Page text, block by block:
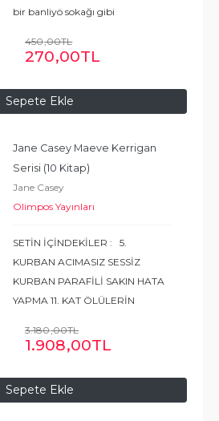
Sepete Ekle
bir banliyö sokağı gibi
özenle kesilmiş çimler, bahçe
komşular, birlikte...Devamı
450,00TL
270,00TL
Sepete Ekle
Jane Casey Maeve Kerrigan
Serisi (10 Kitap)
Jane Casey
Olimpos Yayınları
SETİN İÇİNDEKİLER : 5.
KURBAN ACIMASIZ SESSİZ
KURBAN PARAFİLİ SAKIN HATA
YAPMA 11. KAT ÖLÜLERİN
SESSİZLİĞİN PEŞİNDE KAPALI
TERK EDİLENLER...Devamı
3.180,00TL
1.908,00TL